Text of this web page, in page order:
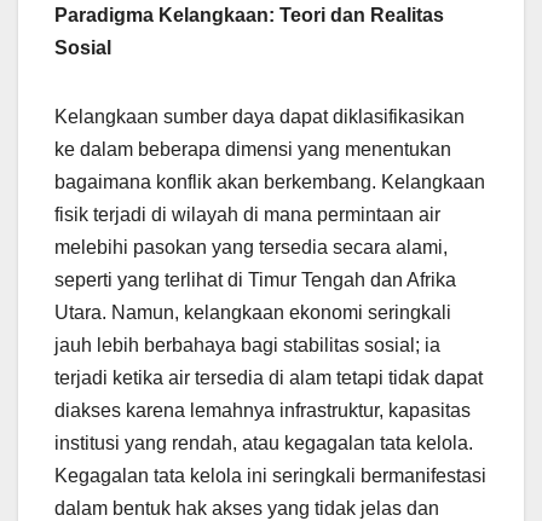
Paradigma Kelangkaan: Teori dan Realitas
Sosial
Kelangkaan sumber daya dapat diklasifikasikan
ke dalam beberapa dimensi yang menentukan
bagaimana konflik akan berkembang. Kelangkaan
fisik terjadi di wilayah di mana permintaan air
melebihi pasokan yang tersedia secara alami,
seperti yang terlihat di Timur Tengah dan Afrika
Utara. Namun, kelangkaan ekonomi seringkali
jauh lebih berbahaya bagi stabilitas sosial; ia
terjadi ketika air tersedia di alam tetapi tidak dapat
diakses karena lemahnya infrastruktur, kapasitas
institusi yang rendah, atau kegagalan tata kelola.
Kegagalan tata kelola ini seringkali bermanifestasi
dalam bentuk hak akses yang tidak jelas dan